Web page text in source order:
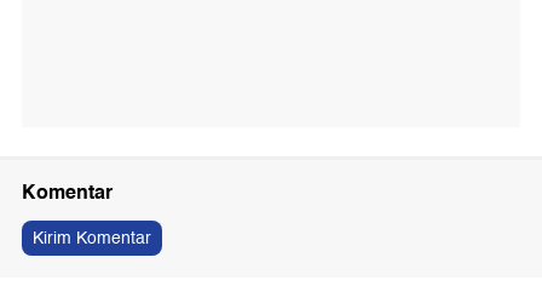
Komentar
Kirim Komentar